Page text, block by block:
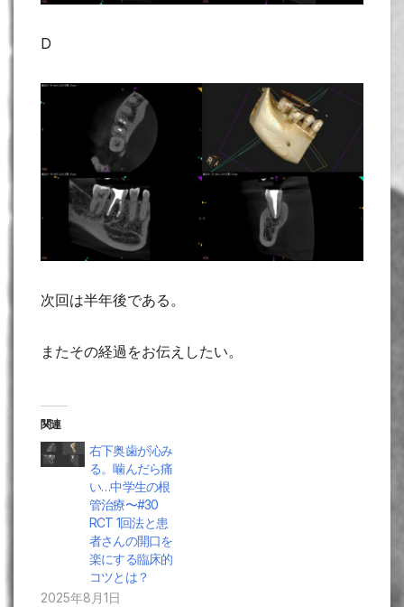
D
次回は半年後である。
またその経過をお伝えしたい。
関連
右下奥歯が沁み
る。噛んだら痛
い…中学生の根
管治療〜#30
RCT 1回法と患
者さんの開口を
楽にする臨床的
コツとは？
2025年8月1日